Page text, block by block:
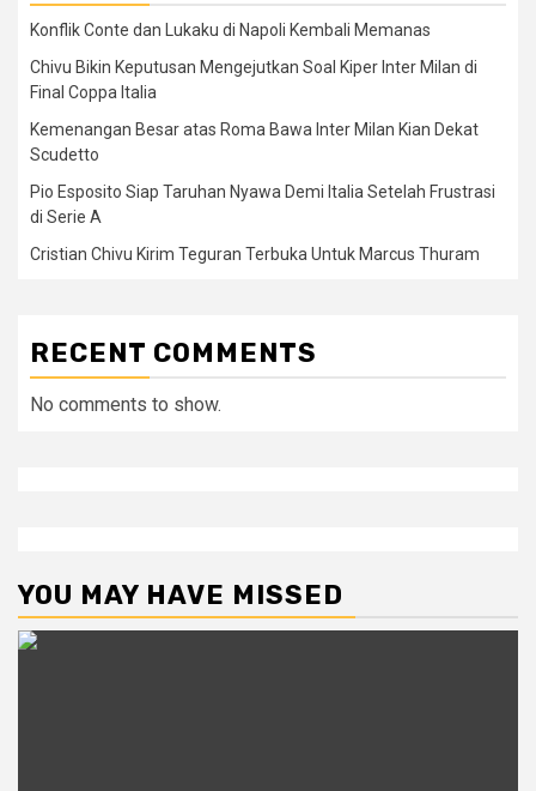
Konflik Conte dan Lukaku di Napoli Kembali Memanas
Chivu Bikin Keputusan Mengejutkan Soal Kiper Inter Milan di
Final Coppa Italia
Kemenangan Besar atas Roma Bawa Inter Milan Kian Dekat
Scudetto
Pio Esposito Siap Taruhan Nyawa Demi Italia Setelah Frustrasi
di Serie A
Cristian Chivu Kirim Teguran Terbuka Untuk Marcus Thuram
RECENT COMMENTS
No comments to show.
YOU MAY HAVE MISSED